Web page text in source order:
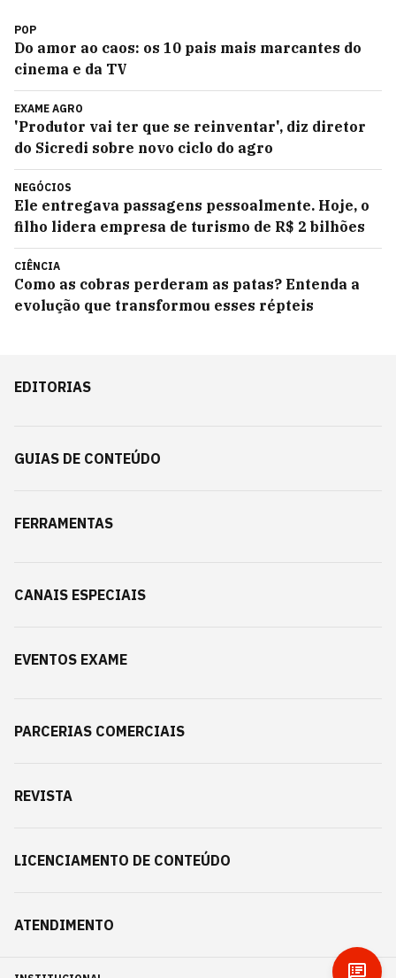
POP
Do amor ao caos: os 10 pais mais marcantes do
cinema e da TV
EXAME AGRO
'Produtor vai ter que se reinventar', diz diretor
do Sicredi sobre novo ciclo do agro
NEGÓCIOS
Ele entregava passagens pessoalmente. Hoje, o
filho lidera empresa de turismo de R$ 2 bilhões
CIÊNCIA
Como as cobras perderam as patas? Entenda a
evolução que transformou esses répteis
EDITORIAS
GUIAS DE CONTEÚDO
FERRAMENTAS
CANAIS ESPECIAIS
EVENTOS EXAME
PARCERIAS COMERCIAIS
REVISTA
LICENCIAMENTO DE CONTEÚDO
ATENDIMENTO